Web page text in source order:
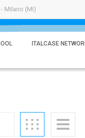
Milano (MI)
ITALCASE